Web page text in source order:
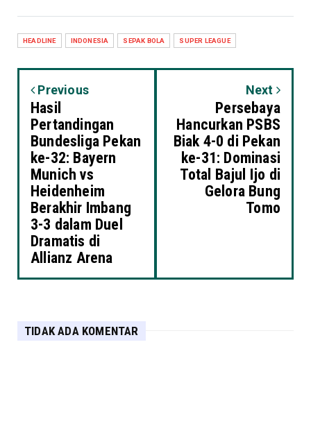
HEADLINE INDONESIA SEPAK BOLA SUPER LEAGUE
Previous
Hasil
Pertandingan
Bundesliga Pekan
ke-32: Bayern
Munich vs
Heidenheim
Berakhir Imbang
3-3 dalam Duel
Dramatis di
Allianz Arena
Next
Persebaya
Hancurkan PSBS
Biak 4-0 di Pekan
ke-31: Dominasi
Total Bajul Ijo di
Gelora Bung
Tomo
TIDAK ADA KOMENTAR